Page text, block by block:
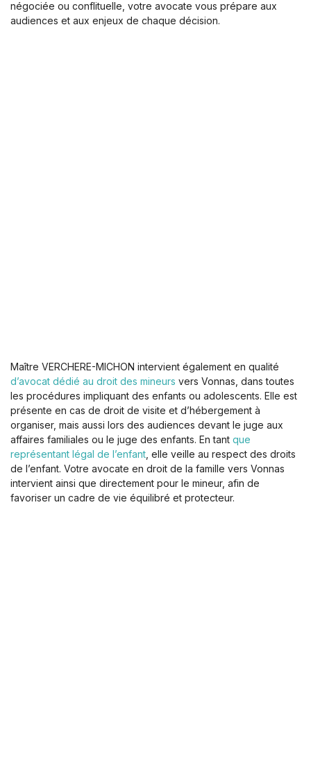
négociée ou conflituelle, votre avocate vous prépare aux
audiences et aux enjeux de chaque décision.
Maître VERCHERE-MICHON intervient également en qualité
d’avocat dédié au droit des mineurs vers Vonnas, dans toutes
les procédures impliquant des enfants ou adolescents. Elle est
présente en cas de droit de visite et d’hébergement à
organiser, mais aussi lors des audiences devant le juge aux
affaires familiales ou le juge des enfants. En tant que
représentant légal de l’enfant , elle veille au respect des droits
de l’enfant. Votre avocate en droit de la famille vers Vonnas
intervient ainsi que directement pour le mineur, afin de
favoriser un cadre de vie équilibré et protecteur.